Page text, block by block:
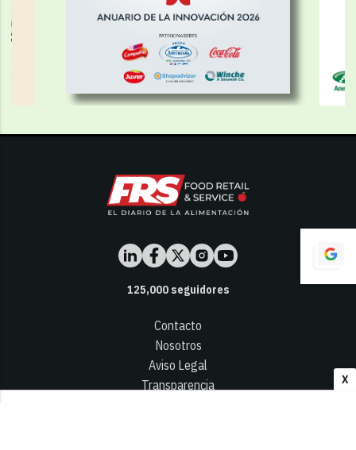
X
125,000seguidores
Contacto
Nosotros
Aviso Legal
Transparencia